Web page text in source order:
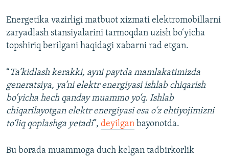
Energetika vazirligi matbuot xizmati elektromobillarni
zaryadlash stansiyalarini tarmoqdan uzish bo‘yicha
topshiriq berilgani haqidagi xabarni rad etgan.
“Ta’kidlash kerakki, ayni paytda mamlakatimizda
generatsiya, ya’ni elektr energiyasi ishlab chiqarish
bo‘yicha hech qanday muammo yo‘q. Ishlab
chiqarilayotgan elektr energiyasi esa o‘z ehtiyojimizni
to‘liq qoplashga yetadi”, deyilgan bayonotda.
Bu borada muammoga duch kelgan tadbirkorlik